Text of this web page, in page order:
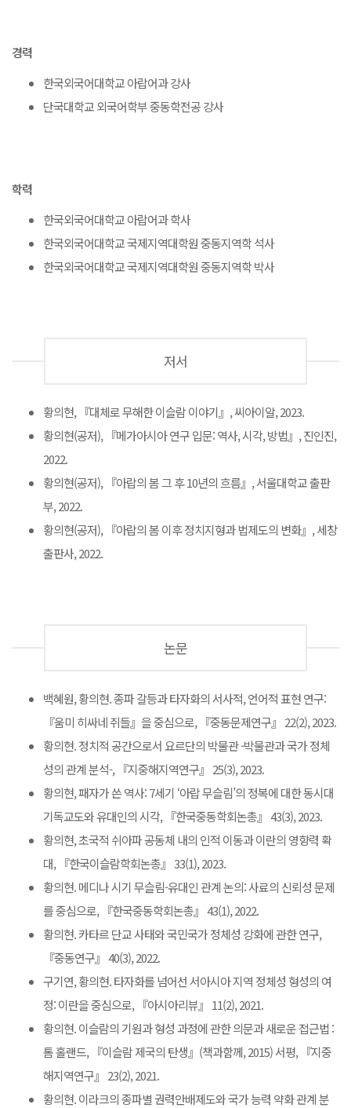
경력
한국외국어대학교 아랍어과 강사
단국대학교 외국어학부 중동학전공 강사
학력
한국외국어대학교 아랍어과 학사
한국외국어대학교 국제지역대학원 중동지역학 석사
한국외국어대학교 국제지역대학원 중동지역학 박사
저서
황의현, 『대체로 무해한 이슬람 이야기』, 씨아이알, 2023.
황의현(공저), 『메가아시아 연구 입문: 역사, 시각, 방법』, 진인진,
2022.
황의현(공저), 『아랍의 봄 그 후 10년의 흐름』, 서울대학교 출판
부, 2022.
황의현(공저), 『아랍의 봄 이후 정치지형과 법제도의 변화』, 세창
출판사, 2022.
논문
백혜원, 황의현. 종파 갈등과 타자화의 서사적, 언어적 표현 연구:
『움미 히싸네 쥐들』을 중심으로, 『중동문제연구』 22(2), 2023.
황의현. 정치적 공간으로서 요르단의 박물관 -박물관과 국가 정체
성의 관계 분석-, 『지중해지역연구』 25(3), 2023.
황의현, 패자가 쓴 역사: 7세기 ‘아랍 무슬림’의 정복에 대한 동시대
기독교도와 유대인의 시각, 『한국중동학회논총』 43(3), 2023.
황의현, 초국적 쉬아파 공동체 내의 인적 이동과 이란의 영향력 확
대, 『한국이슬람학회논총』 33(1), 2023.
황의현. 메디나 시기 무슬림-유대인 관계 논의: 사료의 신뢰성 문제
를 중심으로, 『한국중동학회논총』 43(1), 2022.
황의현. 카타르 단교 사태와 국민국가 정체성 강화에 관한 연구,
『중동연구』 40(3), 2022.
구기연, 황의현. 타자화를 넘어선 서아시아 지역 정체성 형성의 여
정: 이란을 중심으로, 『아시아리뷰』 11(2), 2021.
황의현. 이슬람의 기원과 형성 과정에 관한 의문과 새로운 접근법 :
톰 홀랜드, 『이슬람 제국의 탄생』(책과함께, 2015) 서평, 『지중
해지역연구』 23(2), 2021.
황의현. 이라크의 종파별 권력안배제도와 국가 능력 약화 관계 분